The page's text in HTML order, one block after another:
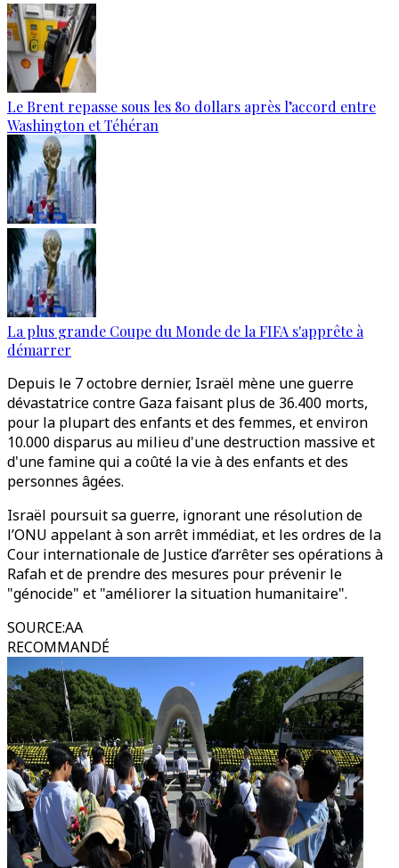
Le Brent repasse sous les 80 dollars après l’accord entre
Washington et Téhéran
La plus grande Coupe du Monde de la FIFA s'apprête à
démarrer
Depuis le 7 octobre dernier, Israël mène une guerre
dévastatrice contre Gaza faisant plus de 36.400 morts,
pour la plupart des enfants et des femmes, et environ
10.000 disparus au milieu d'une destruction massive et
d'une famine qui a coûté la vie à des enfants et des
personnes âgées.
Israël poursuit sa guerre, ignorant une résolution de
l’ONU appelant à son arrêt immédiat, et les ordres de la
Cour internationale de Justice d’arrêter ses opérations à
Rafah et de prendre des mesures pour prévenir le
"génocide" et "améliorer la situation humanitaire".
SOURCE:AA
RECOMMANDÉ